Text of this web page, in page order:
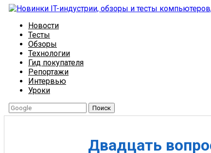
Новости
Тесты
Обзоры
Технологии
Гид покупателя
Репортажи
Интервью
Уроки
Поиск
Двадцать